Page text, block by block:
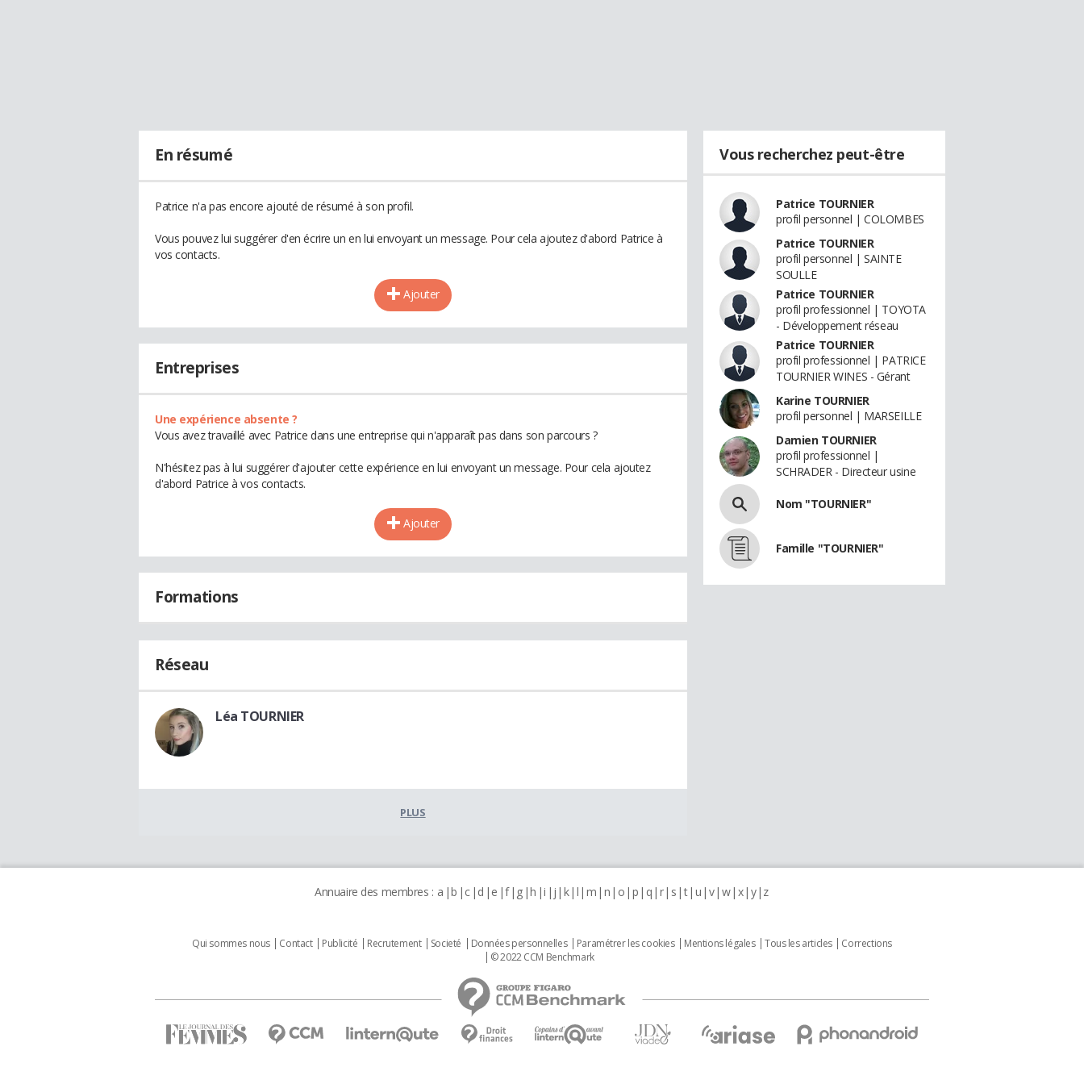
En résumé
Patrice n'a pas encore ajouté de résumé à son profil.
Vous pouvez lui suggérer d'en écrire un en lui envoyant un message. Pour cela ajoutez d'abord Patrice à
vos contacts.
Ajouter
Entreprises
Une expérience absente ?
Vous avez travaillé avec Patrice dans une entreprise qui n'apparaît pas dans son parcours ?
N'hésitez pas à lui suggérer d'ajouter cette expérience en lui envoyant un message. Pour cela ajoutez
d'abord Patrice à vos contacts.
Ajouter
Formations
Réseau
Léa TOURNIER
PLUS
Vous recherchez peut-être
Patrice TOURNIER
profil personnel | COLOMBES
Patrice TOURNIER
profil personnel | SAINTE
SOULLE
Patrice TOURNIER
profil professionnel | TOYOTA
- Développement réseau
Patrice TOURNIER
profil professionnel | PATRICE
TOURNIER WINES - Gérant
Karine TOURNIER
profil personnel | MARSEILLE
Damien TOURNIER
profil professionnel |
SCHRADER - Directeur usine
Nom "TOURNIER"
Famille "TOURNIER"
Annuaire des membres : a b c d e f g h i j k l m n o p q r s t u v w x y z
Qui sommes nous Contact Publicité Recrutement Societé Données personnelles Paramétrer les cookies Mentions légales Tous les articles
Corrections
© 2022 CCM Benchmark